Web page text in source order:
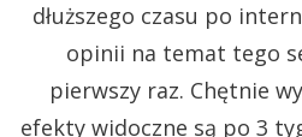
dłuższego czasu po
opinii na temat tego
pierwszy raz. Chętnie
efekty widoczne są po 3